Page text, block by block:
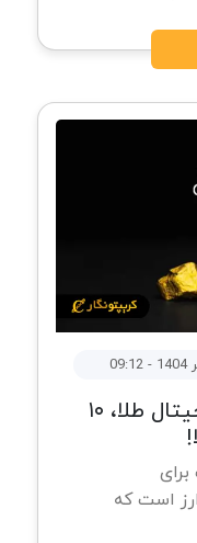
آشنایی با انواع ارز دیجیتال طلا، ۱۰
است که